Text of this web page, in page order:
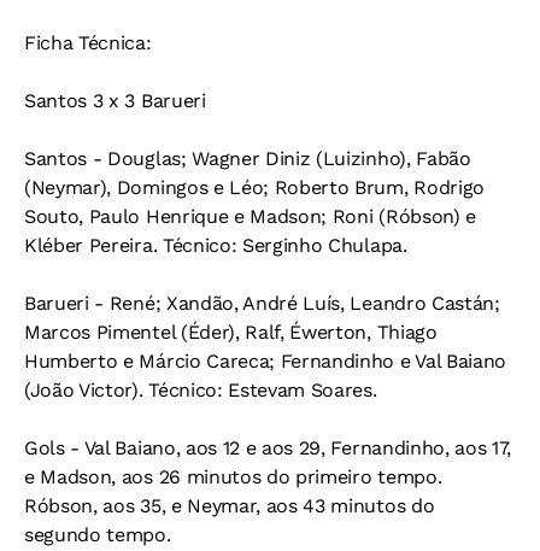
Ficha Técnica:
Santos 3 x 3 Barueri
Santos - Douglas; Wagner Diniz (Luizinho), Fabão
(Neymar), Domingos e Léo; Roberto Brum, Rodrigo
Souto, Paulo Henrique e Madson; Roni (Róbson) e
Kléber Pereira. Técnico: Serginho Chulapa.
Barueri - René; Xandão, André Luís, Leandro Castán;
Marcos Pimentel (Éder), Ralf, Éwerton, Thiago
Humberto e Márcio Careca; Fernandinho e Val Baiano
(João Victor). Técnico: Estevam Soares.
Gols - Val Baiano, aos 12 e aos 29, Fernandinho, aos 17,
e Madson, aos 26 minutos do primeiro tempo.
Róbson, aos 35, e Neymar, aos 43 minutos do
segundo tempo.